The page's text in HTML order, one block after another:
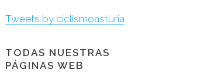
Tweets by ciclismoasturia
TODAS NUESTRAS
PÁGINAS WEB